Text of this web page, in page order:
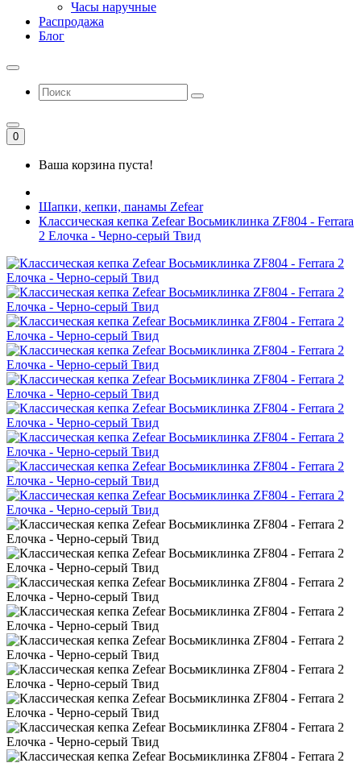
Часы наручные
Распродажа
Блог
0
Ваша корзина пуста!
Шапки, кепки, панамы Zefear
Классическая кепка Zefear Восьмиклинка ZF804 - Ferrara
2 Елочка - Черно-серый Твид